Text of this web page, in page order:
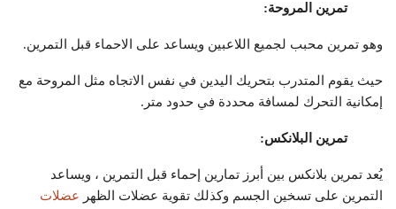
تمرين المروحة:
وهو تمرين محبب لجميع اللاعبين ويساعد على الاحماء قبل التمرين.
حيث يقوم المتدرب بتحريك اليدين في نفس الاتجاه مثل المروحة مع
إمكانية التحرك لمسافة محددة في حدود متر.
تمرين البلانكس:
يُعد تمرين بلانكس بين أبرز تمارين إحماء قبل التمرين ، ويساعد
التمرين على تسخين الجسم وكذلك تقوية عضلات الظهر عضلات